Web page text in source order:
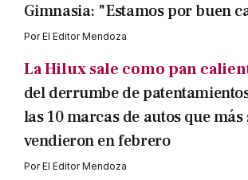
Gimnasia: "Estamos por buen
PorEl Editor Mendoza
La Hilux sale como pan
del derrumbe de
las 10 marcas de autos que más
vendieron en febrero
PorEl Editor Mendoza